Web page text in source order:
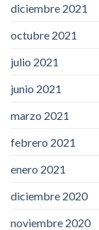
diciembre 2021
octubre 2021
julio 2021
junio 2021
marzo 2021
febrero 2021
enero 2021
diciembre 2020
noviembre 2020